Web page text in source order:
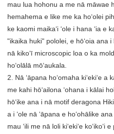
mau lua hohonu a me nā māwae
hemahema e like me ka hoʻolei
ke kaomi maikaʻi ʻole i hana ʻia e
"ikaika huki" pololei, e hōʻoia ana
nā kikoʻī microscopic loa o ka
hoʻolālā mōʻaukala.
2. Nā ʻāpana hoʻomaha kiʻekiʻe
me kahi hōʻailona ʻohana i kālai
hōʻike ana i nā motif deragona
a i ʻole nā ​​​​ʻāpana e hoʻohālike
mau ʻili me nā loli kiʻekiʻe